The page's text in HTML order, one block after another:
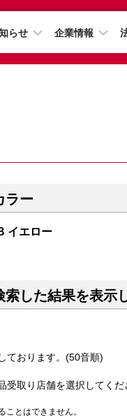
らせ 企業情報
ラー
イエロー
索した結果を表示
ております。(50音順)
取り店舗を選択してくだ
ことはできません。